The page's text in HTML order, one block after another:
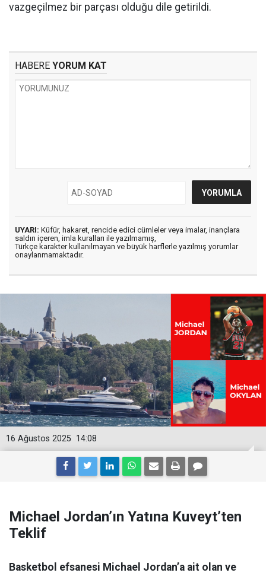
vazgeçilmez bir parçası olduğu dile getirildi.
HABERE YORUM KAT
UYARI: Küfür, hakaret, rencide edici cümleler veya imalar, inançlara
saldırı içeren, imla kuralları ile yazılmamış,
Türkçe karakter kullanılmayan ve büyük harflerle yazılmış yorumlar
onaylanmamaktadır.
14:08
16 Ağustos 2025
Michael Jordan’ın Yatına Kuveyt’ten
Teklif
Basketbol efsanesi Michael Jordan’a ait olan ve